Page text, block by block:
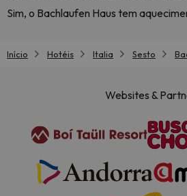
Sim, o Bachlaufen Haus tem
Início Hotéis Italia Sesto
Websites &